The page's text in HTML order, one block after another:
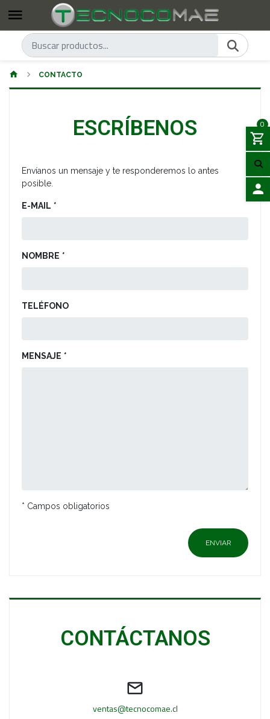
0
CONTACTO
ESCRÍBENOS
Envíanos un mensaje y te responderemos lo antes
posible.
E-MAIL *
NOMBRE *
TELÉFONO
MENSAJE *
* Campos obligatorios
CONTÁCTANOS
ventas@tecnocomae.cl